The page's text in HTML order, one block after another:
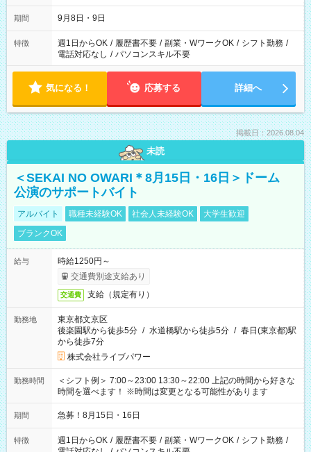
時間は変更となる可能性があります
期間 9月8日・9日
特徴 週1日からOK / 履歴書不要 / 副業・WワークOK / シフト勤務 /
電話対応なし / パソコンスキル不要
気になる！ 応募する 詳細へ
掲載日：2026.08.04
未読
＜SEKAI NO OWARI＊8月15日・16日＞ドーム
公演のサポートバイト
アルバイト 職種未経験OK 社会人未経験OK
大学生歓迎
ブランクOK
給与
時給1250円～
交通費別途支給あり
交通費 支給（規定有り）
勤務地
東京都文京区
後楽園駅から徒歩5分 / 水道橋駅から徒歩5分 / 春日(東京都)駅
から徒歩7分
株式会社ライブパワー
勤務時間
＜シフト例＞ 7:00～23:00 13:30～22:00 上記の時間から好きな
時間を選べます！ ※時間は変更となる可能性があります
期間 急募！8月15日・16日
特徴 週1日からOK / 履歴書不要 / 副業・WワークOK / シフト勤務 /